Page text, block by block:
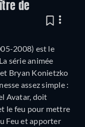
de
2008) est le
série animée
Bryan Konietzko
assez simple :
Avatar, doit
le feu pour mettre
Feu et apporter